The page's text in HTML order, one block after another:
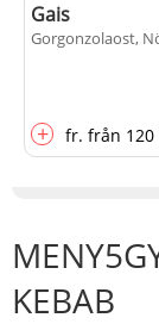
Gais
Gorgonzolaost,
+ fr. från
KEBAB